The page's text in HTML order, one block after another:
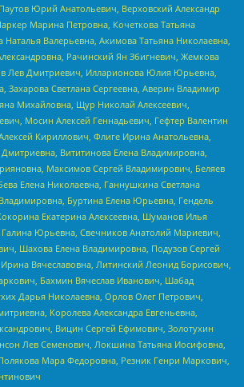
Юрий Анатольевич, Верховский Александр
Марина Петровна, Кочеткова Татьяна
Валерьевна, Акимова Татьяна Николаевна,
Рачинский Ян Збигневич, Жемкова
Лев Дмитриевич, Илларионова Юлия Юрьевна,
Захарова Светлана Сергеевна, Аверин Владимир
Михайловна, Щур Николай Алексеевич,
Мосин Алексей Геннадьевич, Гефтер Валентин
Кириллович, Флиге Ирина Анатольевна,
Вититинова Елена Владимировна,
Максимов Сергей Владимирович, Беляев
Елена Николаевна, Ганнушкина Светлана
Буртина Елена Юрьевна, Гендель
Екатерина Алексеевна, Шуманов Илья
Галина Юрьевна, Свечников Анатолий Мариевич,
Шахова Елена Владимировна, Подузов Сергей
Вячеславовна, Литинский Леонид Борисович,
Бахмин Вячеслав Иванович, Шабад
Дарья Николаевна, Орлов Олег Петрович,
Королева Александра Евгеньевна,
Вицин Сергей Ефимович, Золотухин
Лев Семенович, Локшина Татьяна Иосифовна,
Мара Федоровна, Резник Генри Маркович,